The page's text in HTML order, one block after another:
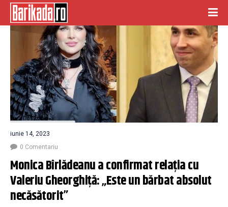
iunie 14, 2023
0 Comentariu
Monica Bîrlădeanu a confirmat relația cu
Valeriu Gheorghiță: „Este un bărbat absolut
necăsătorit”